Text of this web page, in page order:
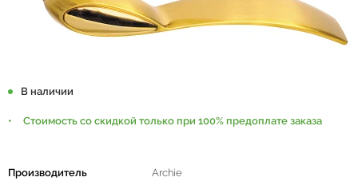
В наличии
Стоимость со скидкой только при 100% предоплате заказа
Производитель
Archie